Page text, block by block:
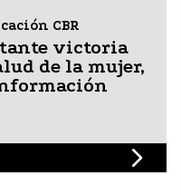
CBR
victoria
de la mujer,